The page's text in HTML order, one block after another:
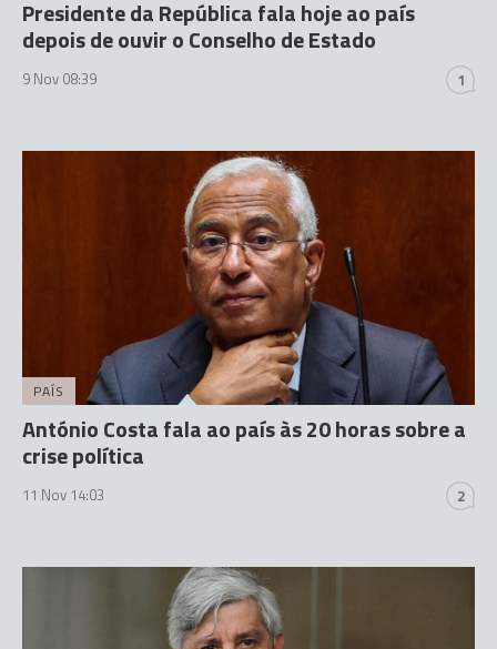
Presidente da República fala hoje ao país
depois de ouvir o Conselho de Estado
9 Nov 08:39 1
PAÍS
António Costa fala ao país às 20 horas sobre a
crise política
11 Nov 14:03 2